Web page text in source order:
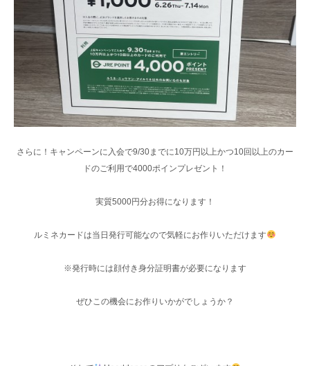
さらに！キャンペーンに入会で9/30までに10万円以上かつ10回以上のカー
ドのご利用で4000ポインプレゼント！
実質5000円分お得になります！
ルミネカードは当日発行可能なので気軽にお作りいただけます‍
※発行時には顔付き身分証明書が必要になります
ぜひこの機会にお作りいかがでしょうか？